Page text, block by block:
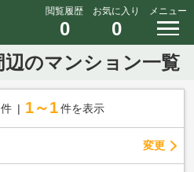
閲覧履歴
0
お気に入り
0
メニュー
のマンション一覧
件 1～1 件を表示
変更